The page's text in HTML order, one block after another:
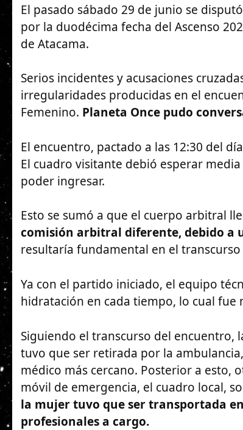
El pasado sábado 29 de junio se
por la duodécima fecha del Ascenso
de Atacama.
Serios incidentes y acusaciones
irregularidades producidas en el
Femenino. Planeta Once pudo
El encuentro, pactado a las 12:30 del
El cuadro visitante debió esperar
poder ingresar.
Esto se sumó a que el cuerpo arbitral
comisión arbitral diferente, debido a
resultaría fundamental en el
Ya con el partido iniciado, el equipo
hidratación en cada tiempo, lo cual
Siguiendo el transcurso del encuentro,
tuvo que ser retirada por la
médico más cercano. Posterior a esto,
móvil de emergencia, el cuadro local,
la mujer tuvo que ser transportada
profesionales a cargo.